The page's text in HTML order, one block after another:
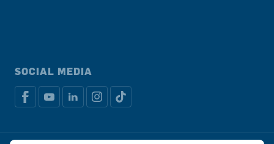
SOCIAL MEDIA